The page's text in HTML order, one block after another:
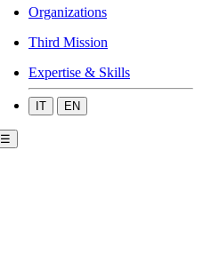
Organizations
Third Mission
Expertise & Skills
IT EN
☰